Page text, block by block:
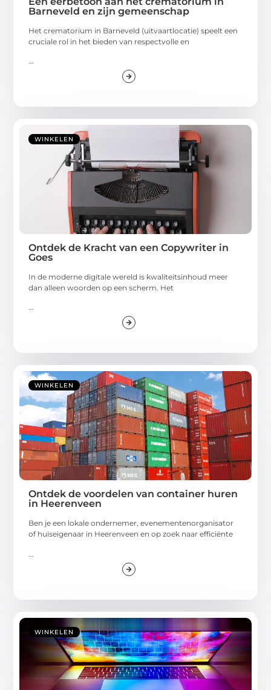
Barneveld en zijn gemeenschap
Het crematorium in Barneveld (uitvaartlocatie) speelt een
cruciale rol in het bieden van respectvolle en
WINKELEN
Ontdek de Kracht van een Copywriter in
Goes
In de moderne digitale wereld is kwaliteitsinhoud meer
dan alleen woorden op een scherm. Het
...
WINKELEN
Ontdek de voordelen van container huren
in Heerenveen
Ben je een lokale ondernemer, evenementenorganisator
of huiseigenaar in Heerenveen en op zoek naar efficiënte
WINKELEN